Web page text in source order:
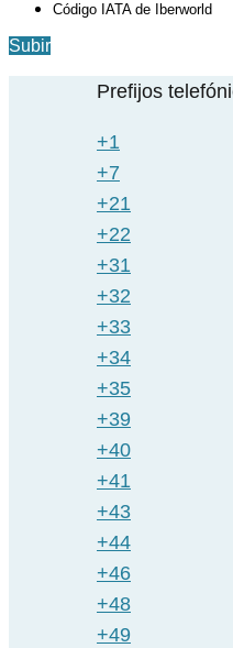
Código IATA de Iberworld
Subir
Prefijos
+1
+7
+21
+22
+31
+32
+33
+34
+35
+39
+40
+41
+43
+44
+46
+48
+49